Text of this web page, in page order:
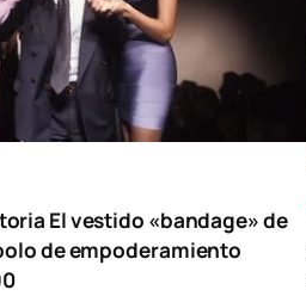
El vestido «bandage» de
de empoderamiento